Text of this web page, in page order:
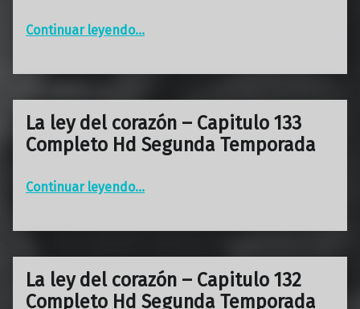
Continuar leyendo“La ley del corazón – Capitulo 134 Completo Hd Segunda Temporada”
…
La ley del corazón – Capitulo 133
Completo Hd Segunda Temporada
Continuar leyendo“La ley del corazón – Capitulo 133 Completo Hd Segunda Temporada”
…
La ley del corazón – Capitulo 132
Completo Hd Segunda Temporada